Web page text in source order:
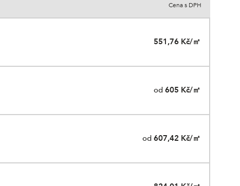
Cena s DPH
551,76 Kč/㎡
od 605 Kč/㎡
od 607,42 Kč/㎡